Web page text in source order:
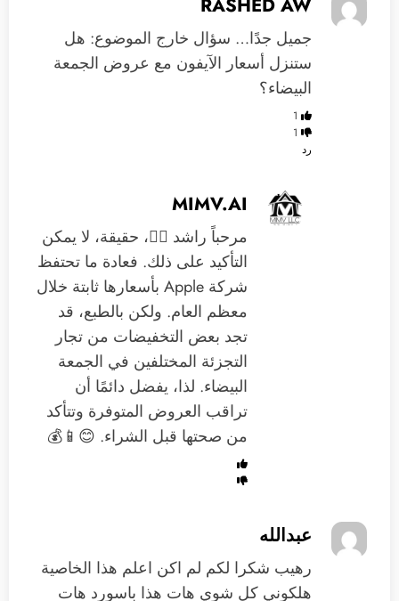
RASHED AW
جميل جدًا… سؤال خارج الموضوع: هل
ستنزل أسعار الآيفون مع عروض الجمعة
البيضاء؟
1
1
رد
MIMV.AI
مرحباً راشد 🙋‍♂️، حقيقة، لا يمكن
التأكيد على ذلك. فعادة ما تحتفظ
شركة Apple بأسعارها ثابتة خلال
معظم العام. ولكن بالطبع، قد
تجد بعض التخفيضات من تجار
التجزئة المختلفين في الجمعة
البيضاء. لذا، يفضل دائمًا أن
تراقب العروض المتوفرة وتتأكد
من صحتها قبل الشراء. 😊📱💰
عبدالله
رهيب شكرا لكم لم اكن اعلم هذا الخاصية
هلكوني كل شوي هات هذا باسورد هات